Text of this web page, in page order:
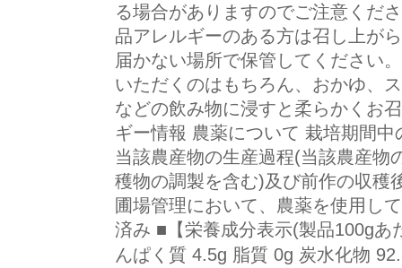
る場合がありますのでご注意くだ
品アレルギーのある方は召し上が
届かない場所で保管してください
いただくのはもちろん、おかゆ、
などの飲み物に浸すと柔らかくお
ギー情報 農薬について 栽培期間
当該農産物の生産過程(当該農産物
穫物の調製を含む)及び前作の収穫
圃場管理において、農薬を使用し
済み ■【栄養成分表示(製品100gあ
んぱく質 4.5g 脂質 0g 炭水化物